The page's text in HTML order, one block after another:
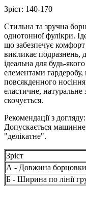
Зріст: 140-170
Стильна та зручна
однотонної фулікри.
що забезпечує
викликає подразнень,
ідеальна для будь-
елементами гардеробу,
повсякденного
еластичне, натуральне
скочується.
Рекомендації з
Допускається
"делікатне".
Зріст
А - Довжина
Б - Ширина по лінії